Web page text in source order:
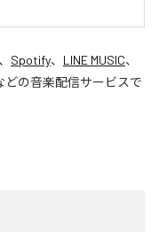
、 Spotify、 LINE MUSIC、
どの音楽配信サービスで